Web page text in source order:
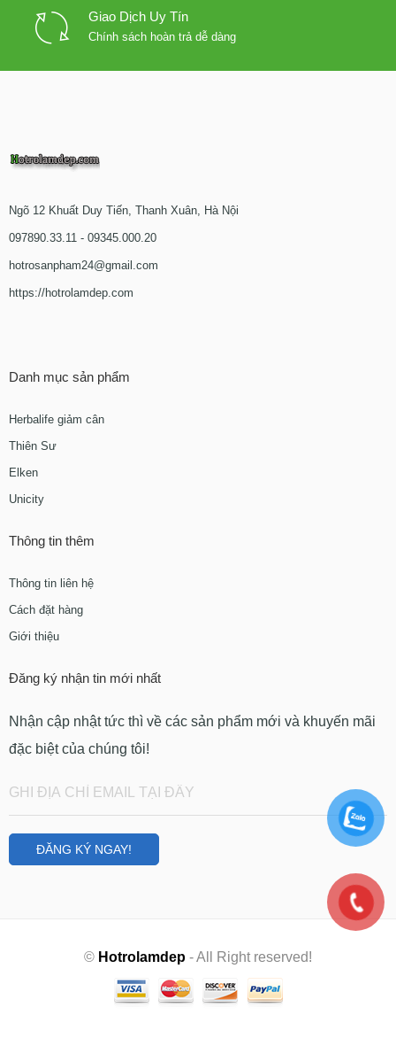
Giao Dịch Uy Tín
Chính sách hoàn trả dễ dàng
Ngõ 12 Khuất Duy Tiến, Thanh Xuân, Hà Nội
097890.33.11 - 09345.000.20
hotrosanpham24@gmail.com
https://hotrolamdep.com
Danh mục sản phẩm
Herbalife giảm cân
Thiên Sư
Elken
Unicity
Thông tin thêm
Thông tin liên hệ
Cách đặt hàng
Giới thiệu
Đăng ký nhận tin mới nhất
Nhận cập nhật tức thì về các sản phẩm mới và khuyến mãi
đặc biệt của chúng tôi!
© Hotrolamdep - All Right reserved!